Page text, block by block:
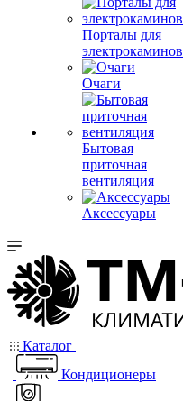
Порталы для
электрокаминов
Очаги
Бытовая
приточная
вентиляция
Аксессуары
Каталог
Кондиционеры